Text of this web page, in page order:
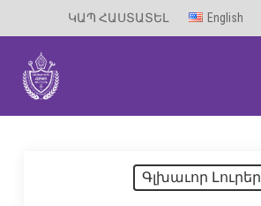
main
content
ԿԱՊ ՀԱՍՏԱՏԵԼ English
Գլխաւոր Լուրեր